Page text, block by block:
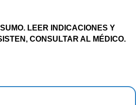
LEER INDICACIONES Y
CONSULTAR AL MÉDICO.